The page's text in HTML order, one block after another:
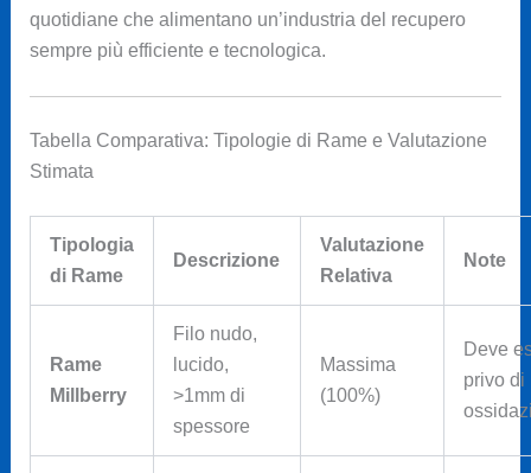
quotidiane che alimentano un’industria del recupero
sempre più efficiente e tecnologica.
Tabella Comparativa: Tipologie di Rame e Valutazione
Stimata
Tipologia
di Rame
Descrizione
Valutazione
Relativa
Note
Rame
Millberry
Filo nudo,
lucido,
>1mm di
spessore
Massima
(100%)
Deve
privo di